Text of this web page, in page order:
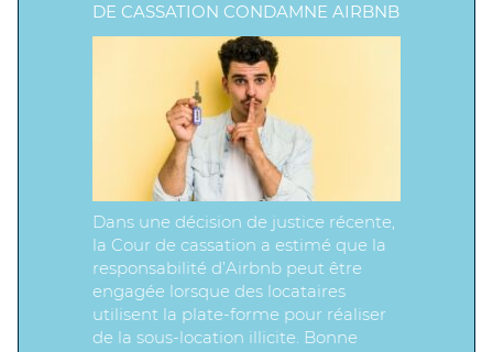
DE CASSATION CONDAMNE AIRBNB
Dans une décision de justice récente,
la Cour de cassation a estimé que la
responsabilité d’Airbnb peut être
engagée lorsque des locataires
utilisent la plate-forme pour réaliser
de la sous-location illicite. Bonne